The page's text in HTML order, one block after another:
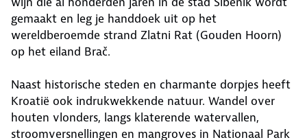
gemaakt en leg je handdoek uit op het
wereldberoemde strand Zlatni Rat (Gouden Hoorn)
op het eiland Brač.
Naast historische steden en charmante dorpjes heeft
Kroatië ook indrukwekkende natuur. Wandel over
houten vlonders, langs klaterende watervallen,
stroomversnellingen en mangroves in Nationaal Park